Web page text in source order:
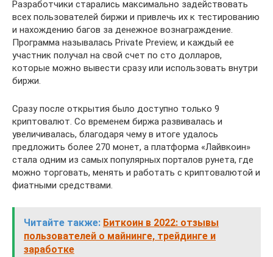
Разработчики старались максимально задействовать
всех пользователей биржи и привлечь их к тестированию
и нахождению багов за денежное вознаграждение.
Программа называлась Private Preview, и каждый ее
участник получал на свой счет по сто долларов,
которые можно вывести сразу или использовать внутри
биржи.
Сразу после открытия было доступно только 9
криптовалют. Со временем биржа развивалась и
увеличивалась, благодаря чему в итоге удалось
предложить более 270 монет, а платформа «Лайвкоин»
стала одним из самых популярных порталов рунета, где
можно торговать, менять и работать с криптовалютой и
фиатными средствами.
Читайте также: Биткоин в 2022: отзывы
пользователей о майнинге, трейдинге и
заработке